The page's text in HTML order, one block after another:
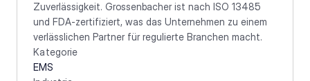
Zuverlässigkeit. Grossenbacher ist nach ISO 13485
und FDA-zertifiziert, was das Unternehmen zu einem
verlässlichen Partner für regulierte Branchen macht.
Kategorie
EMS